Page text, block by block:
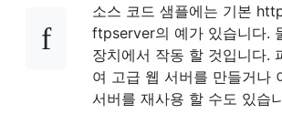
소스 코드 샘플에는 기본
ftpserver의 예가 있습니다.
장치에서 작동 할 것입니다.
여 고급 웹 서버를 만들거나
서버를 재사용 할 수도 있습